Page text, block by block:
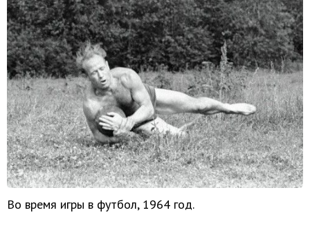
Во время игры в футбол, 1964 год.